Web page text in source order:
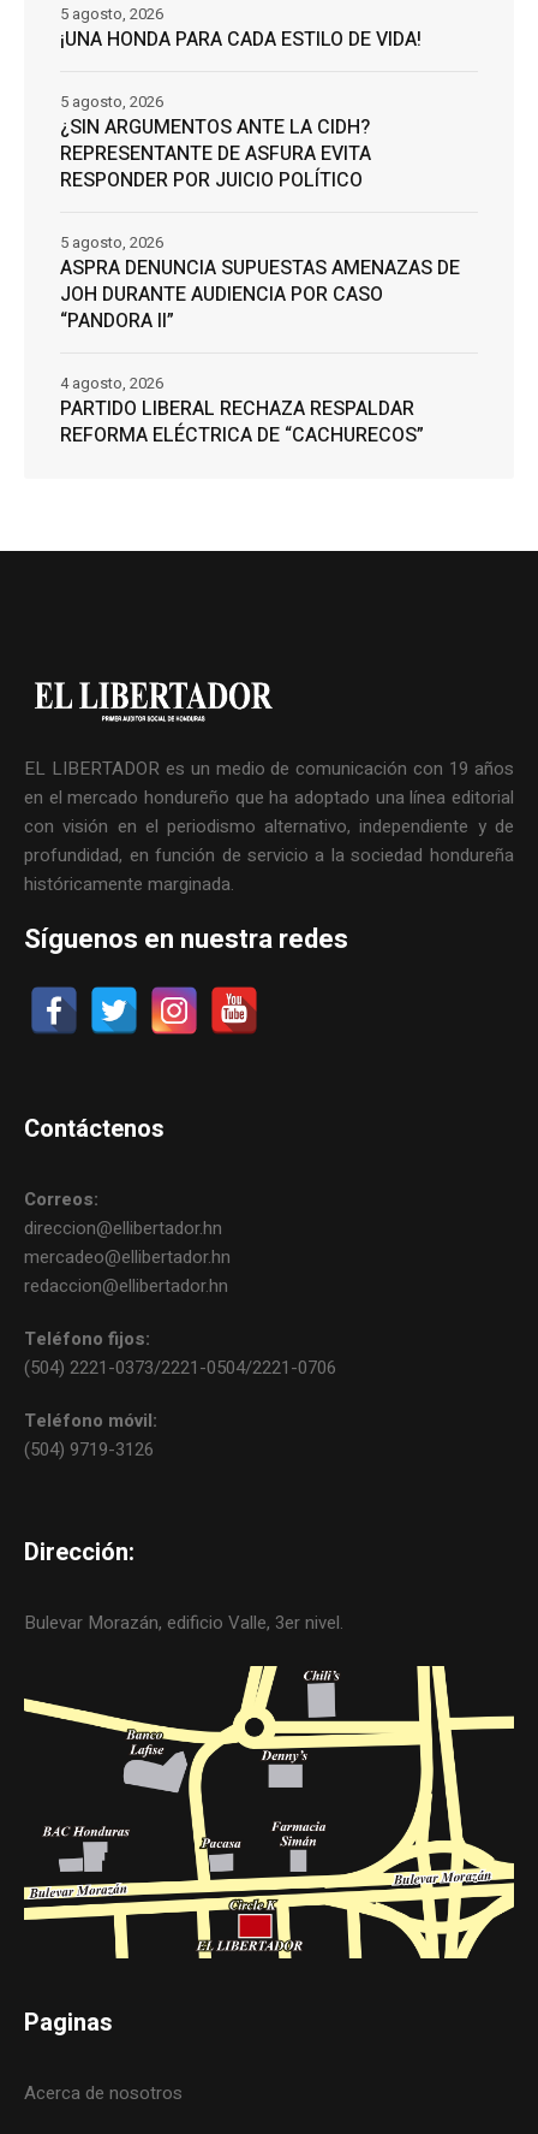
¡UNA HONDA PARA CADA ESTILO DE VIDA!
5 agosto, 2026
¿SIN ARGUMENTOS ANTE LA CIDH?
REPRESENTANTE DE ASFURA EVITA
RESPONDER POR JUICIO POLÍTICO
5 agosto, 2026
ASPRA DENUNCIA SUPUESTAS AMENAZAS DE
JOH DURANTE AUDIENCIA POR CASO
“PANDORA II”
5 agosto, 2026
PARTIDO LIBERAL RECHAZA RESPALDAR
REFORMA ELÉCTRICA DE “CACHURECOS”
4 agosto, 2026
EL LIBERTADOR es un medio de comunicación con 19 años
en el mercado hondureño que ha adoptado una línea editorial
con visión en el periodismo alternativo, independiente y de
profundidad, en función de servicio a la sociedad hondureña
históricamente marginada.
Síguenos en nuestra redes
Contáctenos
Correos:
direccion@ellibertador.hn
mercadeo@ellibertador.hn
redaccion@ellibertador.hn
Teléfono fijos:
(504) 2221-0373/2221-0504/2221-0706
Teléfono móvil:
(504) 9719-3126
Dirección:
Bulevar Morazán, edificio Valle, 3er nivel.
Paginas
Acerca de nosotros